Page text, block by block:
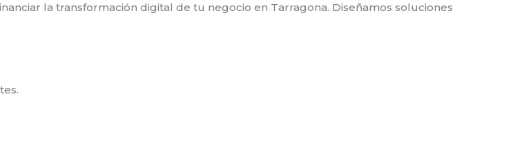
la transformación digital de tu negocio en Tarragona. Diseñamos soluciones